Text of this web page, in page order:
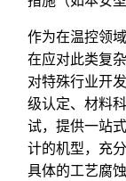
作为在温控领
在应对此类复
对特殊行业开
级认定、材料
试，提供一站
计的机型，充
具体的工艺腐